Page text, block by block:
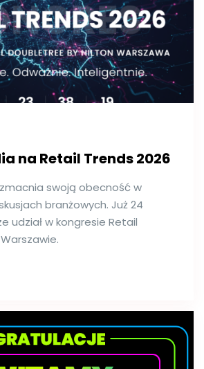
na Retail Trends 2026
swoją obecność w
branżowych. Już 24
udział w kongresie Retail